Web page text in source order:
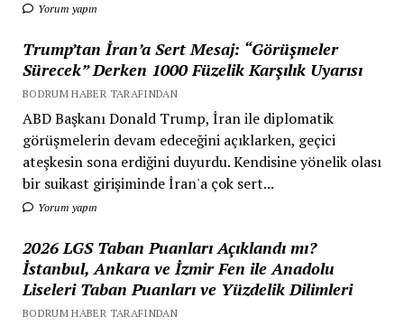
Yorum yapın
Trump’tan İran’a Sert Mesaj: “Görüşmeler
Sürecek” Derken 1000 Füzelik Karşılık Uyarısı
BODRUM HABER TARAFINDAN
ABD Başkanı Donald Trump, İran ile diplomatik
görüşmelerin devam edeceğini açıklarken, geçici
ateşkesin sona erdiğini duyurdu. Kendisine yönelik olası
bir suikast girişiminde İran'a çok sert...
Yorum yapın
2026 LGS Taban Puanları Açıklandı mı?
İstanbul, Ankara ve İzmir Fen ile Anadolu
Liseleri Taban Puanları ve Yüzdelik Dilimleri
BODRUM HABER TARAFINDAN